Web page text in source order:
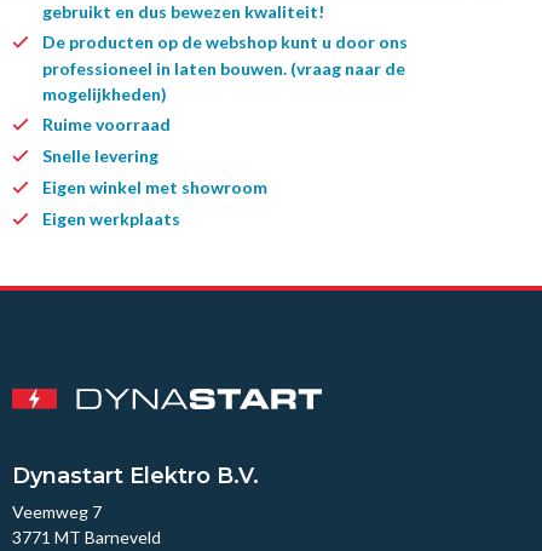
gebruikt en dus bewezen kwaliteit!
De producten op de webshop kunt u door ons
professioneel in laten bouwen. (vraag naar de
mogelijkheden)
Ruime voorraad
Snelle levering
Eigen winkel met showroom
Eigen werkplaats
Dynastart Elektro B.V.
Veemweg 7
3771 MT Barneveld